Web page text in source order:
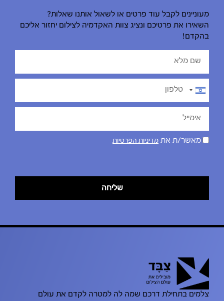
מעוניינים לקבל עוד פרטים או לשאול אותנו שאלות?
השאירו את פרטיכם ונציג צוות האקדמיה לצילום יחזור אליכם
בהקדם!
Israel
+972
מאשר/ת את מדיניות הפרטיות
שליחה
צלמים בתחילת דרכם שמה לה למטרה לקדם את עולם